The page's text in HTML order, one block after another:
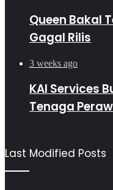
Queen Bakal
Gagal Rilis
3 weeks ago
KAI Services
Tenaga
Last Modified Posts